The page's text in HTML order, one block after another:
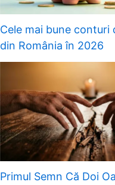
Cele mai bune conturi
din România în 2026
Primul Semn Că Doi